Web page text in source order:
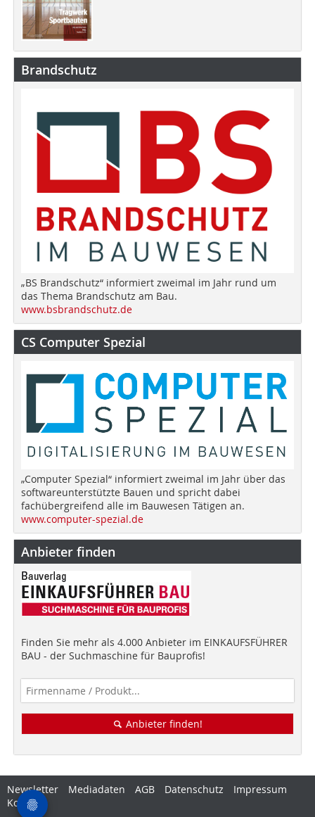
Brandschutz
„BS Brandschutz“ informiert zweimal im Jahr rund um
das Thema Brandschutz am Bau.
www.bsbrandschutz.de
CS Computer Spezial
„Computer Spezial“ informiert zweimal im Jahr über das
softwareunterstützte Bauen und spricht dabei
fachübergreifend alle im Bauwesen Tätigen an.
www.computer-spezial.de
Anbieter finden
Finden Sie mehr als 4.000 Anbieter im EINKAUFSFÜHRER
BAU - der Suchmaschine für Bauprofis!
Anbieter finden!
Newsletter Mediadaten AGB Datenschutz
Impressum
Kontakt